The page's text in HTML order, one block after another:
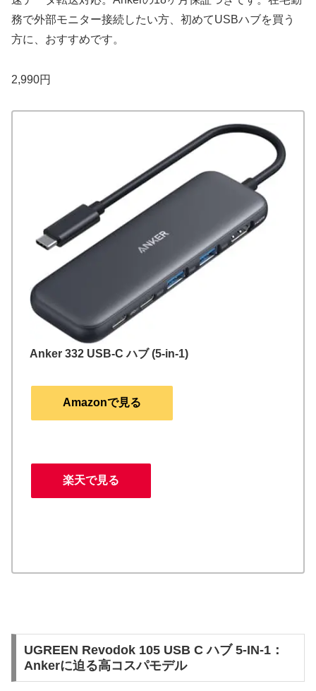
務で外部モニター接続したい方、初めてUSBハブを買う
方に、おすすめです。
2,990円
Anker 332 USB-C ハブ (5-in-1)
Amazonで見る
楽天で見る
UGREEN Revodok 105 USB C ハブ 5-IN-1：
Ankerに迫る高コスパモデル